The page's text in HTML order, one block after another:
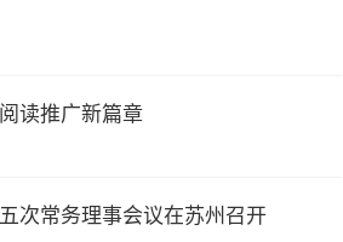
读推广新篇章
次常务理事会议在苏州召开